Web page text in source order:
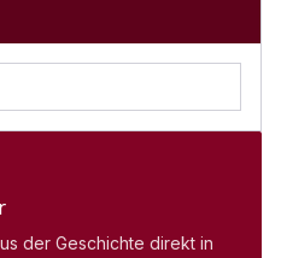
der Geschichte direkt in